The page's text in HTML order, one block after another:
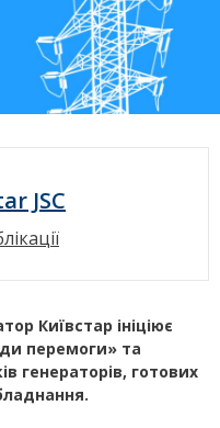
JSC
Київстар ініціює
перемоги» та
генераторів, готових